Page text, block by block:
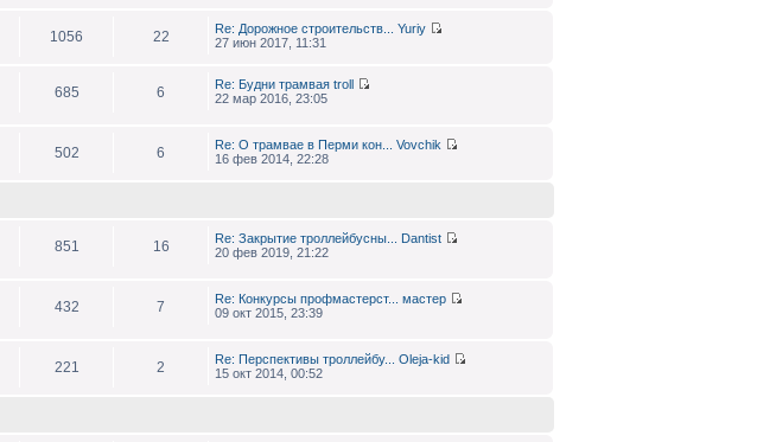
1056 22 Re: Дорожное строительств...
Yuriy
27 июн 2017, 11:31
685 6 Re: Будни трамвая troll
22 мар 2016, 23:05
502 6 Re: О трамвае в Перми кон...
Vovchik
16 фев 2014, 22:28
851 16 Re: Закрытие троллейбусны...
Dantist
20 фев 2019, 21:22
432 7 Re: Конкурсы профмастерст...
мастер
09 окт 2015, 23:39
221 2 Re: Перспективы троллейбу...
Oleja-kid
15 окт 2014, 00:52